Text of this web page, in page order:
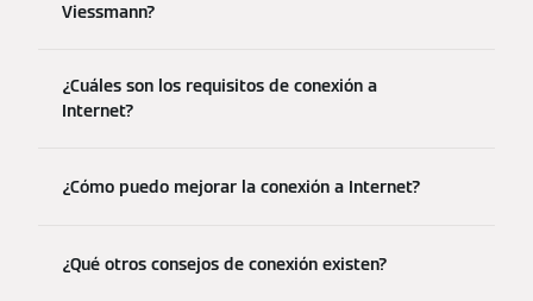
Viessmann?
¿Cuáles son los requisitos de conexión a
Internet?
¿Cómo puedo mejorar la conexión a Internet?
¿Qué otros consejos de conexión existen?